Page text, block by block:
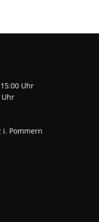
Uhr
Uhr
i. Pommern